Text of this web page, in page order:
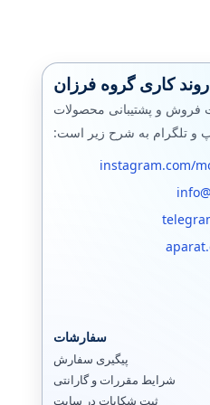
اسکایپ (سازمانی)
ایمیل سرور
پایگاه داده SQL
کریو
روند کاری گروه فرزان
فروش و پشتیبانی محصولات
و تلگرام به شرح زیر است:
instagram.com/
سفارشات
پیگیری سفارش
شرایط مقررات و گارانتی
ثبت شکایات در سایت